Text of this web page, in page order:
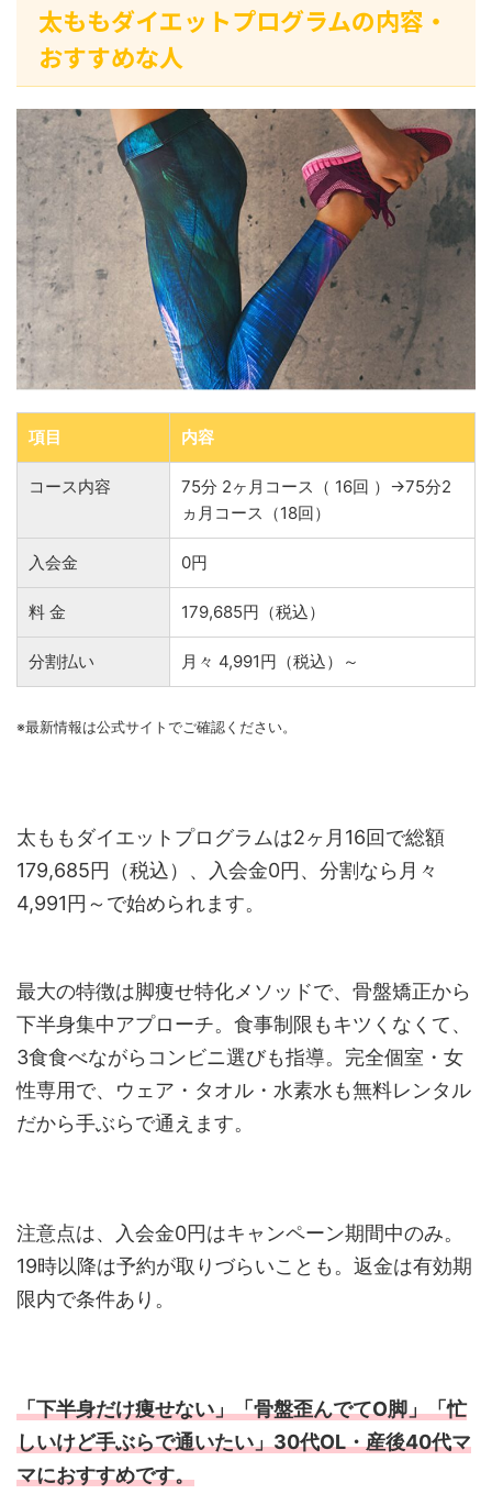
太ももダイエットプログラムの内容・
おすすめな人
項目 内容
コース内容
75分 2ヶ月コース（ 16回 ）→75分2
ヵ月コース（18回）
入会金 0円
料 金 179,685円（税込）
分割払い 月々 4,991円（税込）～
※最新情報は公式サイトでご確認ください。
太ももダイエットプログラムは2ヶ月16回で総額
179,685円（税込）、入会金0円、分割なら月々
4,991円～で始められます。
最大の特徴は脚痩せ特化メソッドで、骨盤矯正から
下半身集中アプローチ。食事制限もキツくなくて、
3食食べながらコンビニ選びも指導。完全個室・女
性専用で、ウェア・タオル・水素水も無料レンタル
だから手ぶらで通えます。
注意点は、入会金0円はキャンペーン期間中のみ。
19時以降は予約が取りづらいことも。返金は有効期
限内で条件あり。
「下半身だけ痩せない」「骨盤歪んでてO脚」「忙
しいけど手ぶらで通いたい」30代OL・産後40代マ
マにおすすめです。